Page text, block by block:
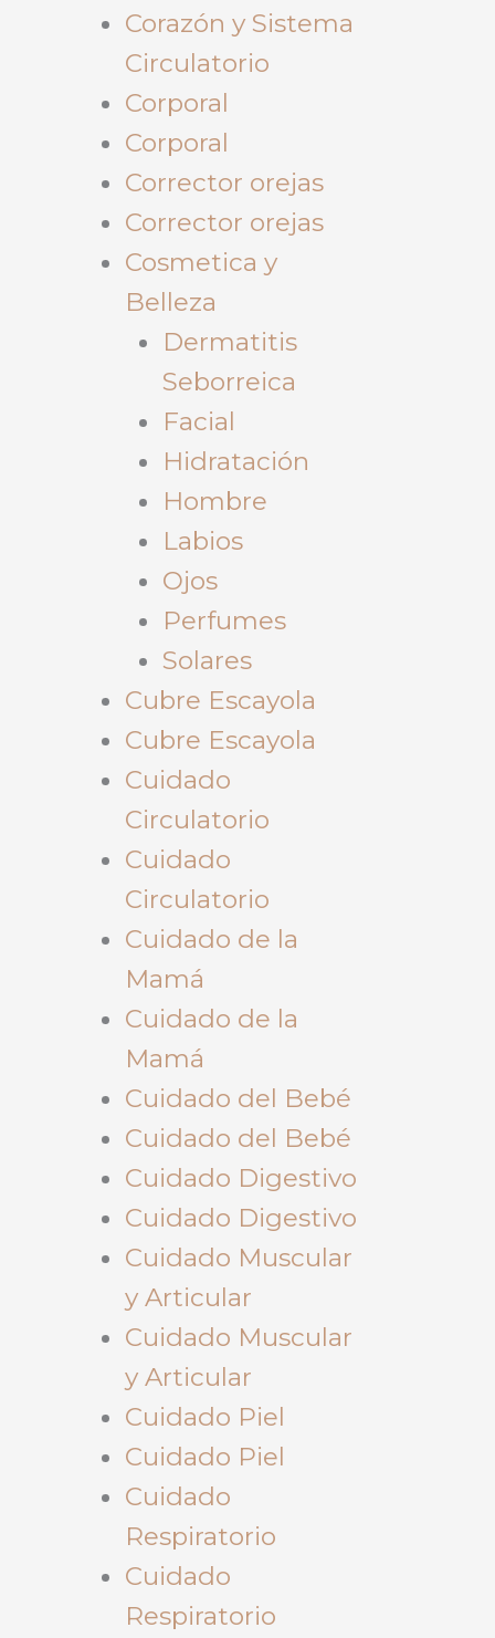
Corazón y Sistema
Circulatorio
Corporal
Corporal
Corrector orejas
Corrector orejas
Cosmetica y
Belleza
Dermatitis
Seborreica
Facial
Hidratación
Hombre
Labios
Ojos
Perfumes
Solares
Cubre Escayola
Cubre Escayola
Cuidado
Circulatorio
Cuidado
Circulatorio
Cuidado de la
Mamá
Cuidado de la
Mamá
Cuidado del Bebé
Cuidado del Bebé
Cuidado Digestivo
Cuidado Digestivo
Cuidado Muscular
y Articular
Cuidado Muscular
y Articular
Cuidado Piel
Cuidado Piel
Cuidado
Respiratorio
Cuidado
Respiratorio